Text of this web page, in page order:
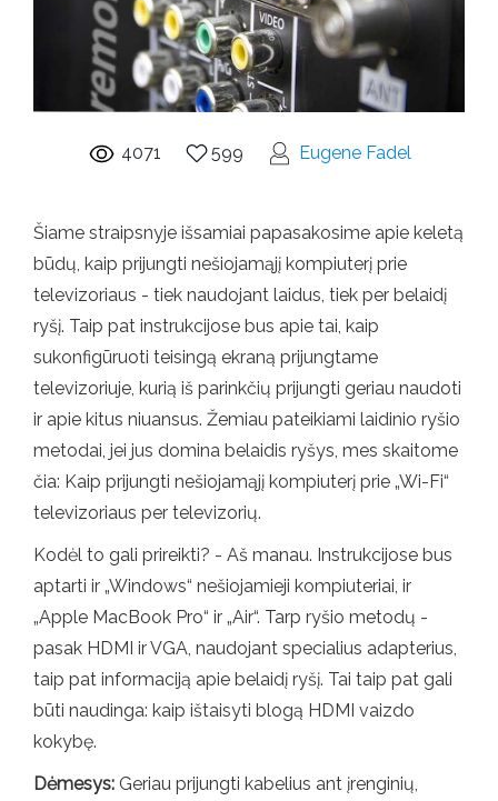
4071 599 Eugene Fadel
Šiame straipsnyje išsamiai papasakosime apie keletą
būdų, kaip prijungti nešiojamąjį kompiuterį prie
televizoriaus - tiek naudojant laidus, tiek per belaidį
ryšį. Taip pat instrukcijose bus apie tai, kaip
sukonfigūruoti teisingą ekraną prijungtame
televizoriuje, kurią iš parinkčių prijungti geriau naudoti
ir apie kitus niuansus. Žemiau pateikiami laidinio ryšio
metodai, jei jus domina belaidis ryšys, mes skaitome
čia: Kaip prijungti nešiojamąjį kompiuterį prie „Wi-Fi“
televizoriaus per televizorių.
Kodėl to gali prireikti? - Aš manau. Instrukcijose bus
aptarti ir „Windows“ nešiojamieji kompiuteriai, ir
„Apple MacBook Pro“ ir „Air“. Tarp ryšio metodų -
pasak HDMI ir VGA, naudojant specialius adapterius,
taip pat informaciją apie belaidį ryšį. Tai taip pat gali
būti naudinga: kaip ištaisyti blogą HDMI vaizdo
kokybę.
Dėmesys: Geriau prijungti kabelius ant įrenginių,